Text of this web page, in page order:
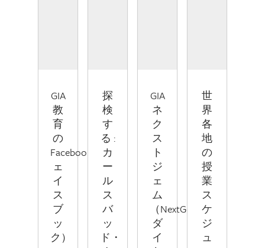
GIA
教
育
の
Facebook（フ
ェ
イ
ス
ブ
ッ
ク）
探
検
す
る :
カ
ー
ル
ス
バ
ッ
ド・
GIA
ネ
ク
ス
ト
ジ
ェ
ム
（NextGem）
ダ
イ
世
界
各
地
の
授
業
ス
ケ
ジ
ュ